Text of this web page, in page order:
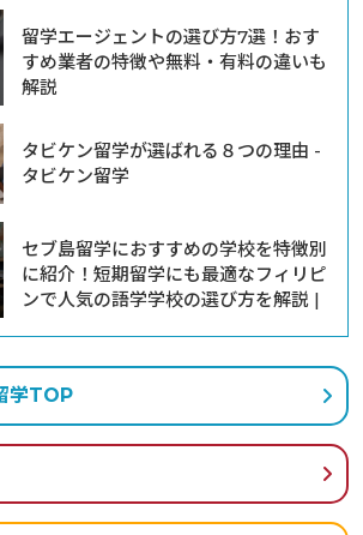
留学エージェントの選び方7選！おす
すめ業者の特徴や無料・有料の違いも
解説
タビケン留学が選ばれる８つの理由 -
タビケン留学
セブ島留学におすすめの学校を特徴別
に紹介！短期留学にも最適なフィリピ
ンで人気の語学学校の選び方を解説 |
学TOP